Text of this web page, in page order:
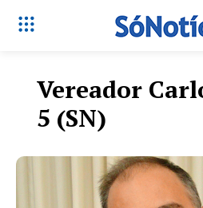
Vereador
5 (SN)